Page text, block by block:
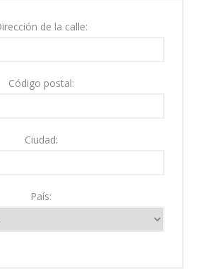
de la calle:
Código postal:
Ciudad:
País: